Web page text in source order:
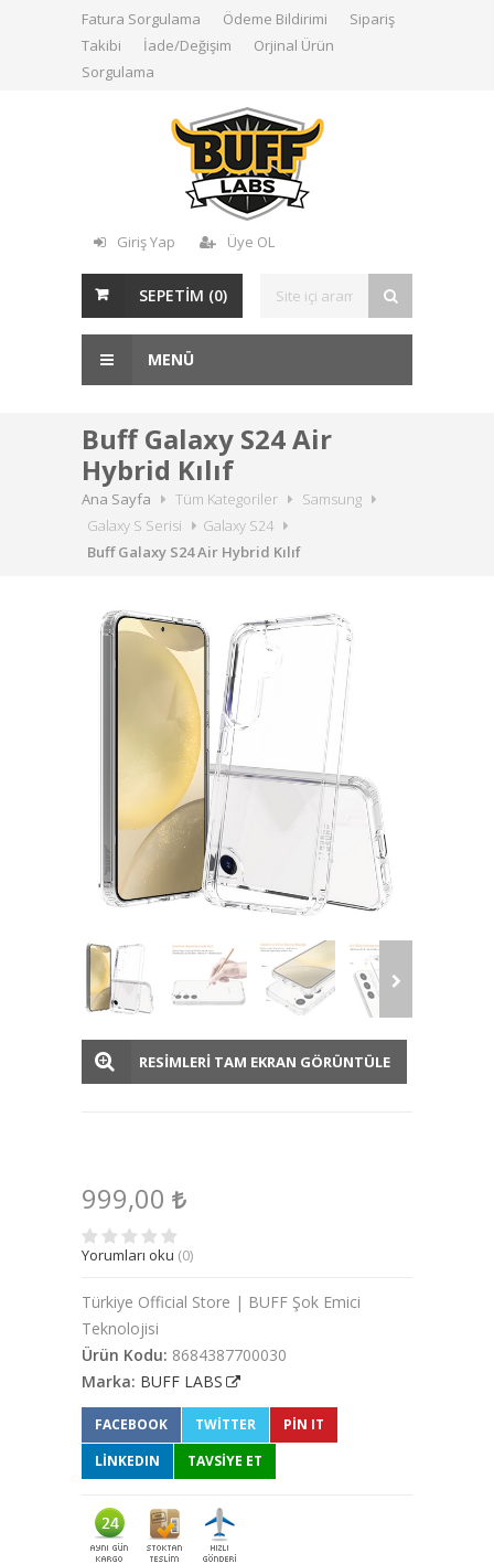
Fatura Sorgulama Ödeme Bildirimi
Sipariş
Takibi
İade/Değişim
Orjinal Ürün
Sorgulama
Giriş Yap Üye OL
SEPETİM (0)
MENÜ
Buff Galaxy S24 Air
Hybrid Kılıf
Ana Sayfa Tüm Kategoriler
Samsung
Galaxy S Serisi
Galaxy S24
Buff Galaxy S24 Air Hybrid Kılıf
RESİMLERİ TAM EKRAN GÖRÜNTÜLE
999,00
Yorumları oku (0)
Türkiye Official Store | BUFF Şok Emici
Teknolojisi
Ürün Kodu: 8684387700030
Marka: BUFF LABS
FACEBOOK TWITTER
PIN IT
LINKEDIN
TAVSİYE ET